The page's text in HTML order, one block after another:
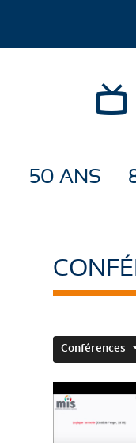
50 ANS
Conférences